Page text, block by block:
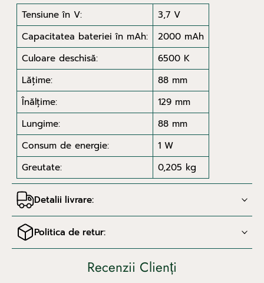
Tensiune în V:
3,7 V
Capacitatea bateriei în mAh:
2000 mAh
Culoare deschisă:
6500 K
Lăţime:
88 mm
Înălţime:
129 mm
Lungime:
88 mm
Consum de energie:
1 W
Greutate:
0,205 kg
Detalii livrare:
Politica de retur:
Recenzii Clienți